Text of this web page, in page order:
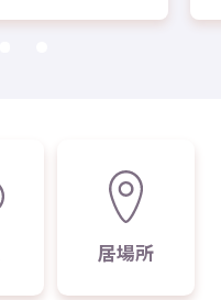
居場所